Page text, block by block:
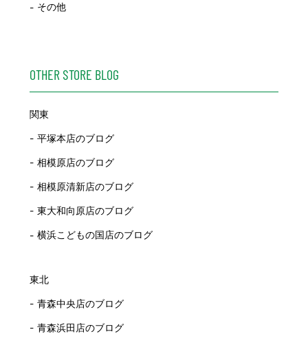
その他
OTHER STORE BLOG
関東
平塚本店のブログ
相模原店のブログ
相模原清新店のブログ
東大和向原店のブログ
横浜こどもの国店のブログ
東北
青森中央店のブログ
青森浜田店のブログ